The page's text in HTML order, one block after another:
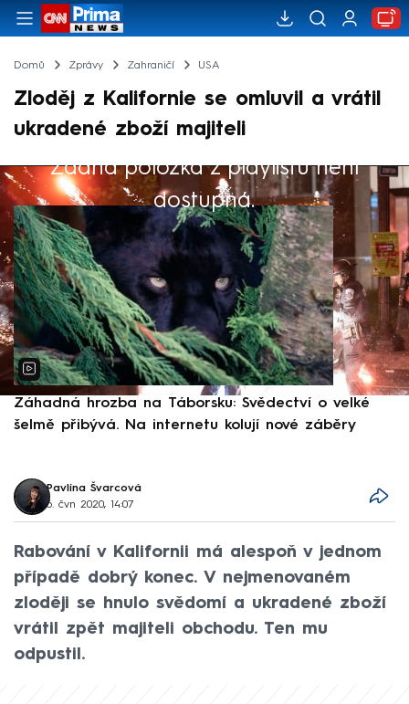
Domů Zprávy Zahraničí USA
Zloděj z Kalifornie se omluvil a vrátil
ukradené zboží majiteli
Žádná položka z playlistu není
dostupná.
Výběr redakce
Záhadná hrozba na Táborsku: Svědectví o velké
šelmě přibývá. Na internetu kolují nové záběry
Pavlína Švarcová
6. čvn 2020, 14:07
Rabování v Kalifornii má alespoň v jednom
případě dobrý konec. V nejmenovaném
zloději se hnulo svědomí a ukradené zboží
vrátil zpět majiteli obchodu. Ten mu
odpustil.